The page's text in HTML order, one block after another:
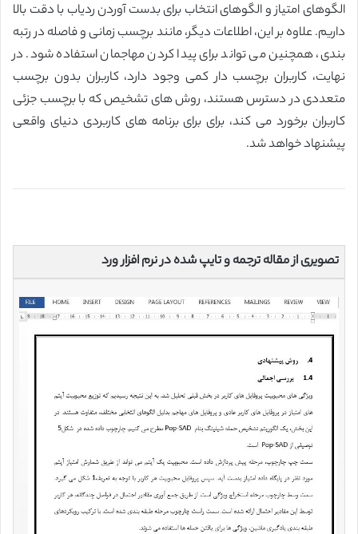
الگوهای امتیاز و الگوهای انتخاب برای بدست آوردن ردیاب با دقت بالا
داریم. علاوه بر این، اطلاعات دیگر، مانند برچسب زمانی و فاصله در رتبه
بندی، همچنین می تواند برای پیدا کردن مهاجمان استفاده شود. در
نهایت، کاربران برچسب دار کمی وجود دارد، کاربران بدون برچسب
متعددی در دسترس هستند، روش های تشخیص که با برچسب جزئی
کاربران برخورد می کند، برای برای برنامه های کاربردی دنیای واقعی
پیشنهاد خواهد شد.
تصویری از مقاله ترجمه و تایپ شده در نرم افزار ورد